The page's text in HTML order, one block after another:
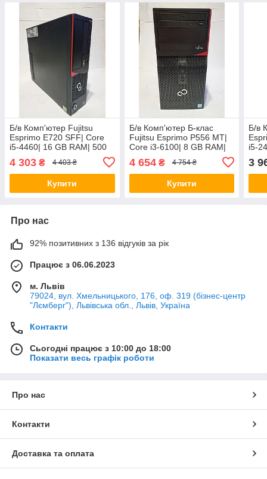
Б/в Комп'ютер Fujitsu
Esprimo E720 SFF| Core
i5-4460| 16 GB RAM| 500
4 303 ₴ 4 403 ₴
Купити
Б/в Комп'ютер Б-клас
Fujitsu Esprimo P556 MT|
Core i3-6100| 8 GB RAM|
4 654₴ 4 754 ₴
Купити
Б/в
i5-
3
Про нас
92% позитивних з 136 відгуків за рік
Працює з 06.06.2023
м. Львів
79024, вул. Хмельницького, 176, оф. 319 (бізнес-центр
"Лємберг"), Львівська обл., Львів, Україна
Контакти
Сьогодні працює з 10:00 до 18:00
Показати весь графік роботи
Про нас
Контакти
Доставка та оплата